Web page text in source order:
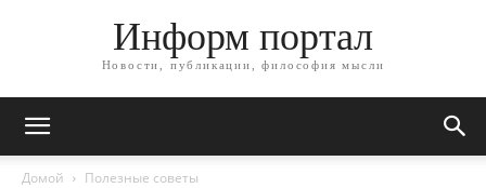
Информ портал
Новости, публикации, философия мысли
Домой Полезные советы